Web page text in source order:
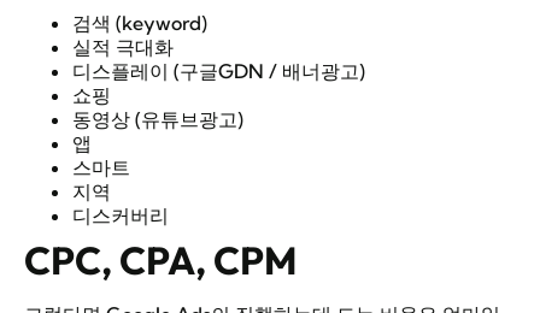
검색 (keyword)
실적 극대화
디스플레이 (구글GDN / 배너광고)
쇼핑
동영상 (유튜브광고)
앱
스마트
지역
디스커버리
CPC, CPA, CPM